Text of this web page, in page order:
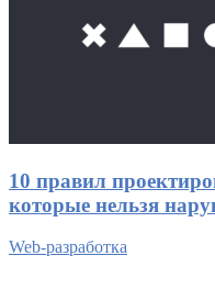
10 правил
которые нельзя
Web-разработка